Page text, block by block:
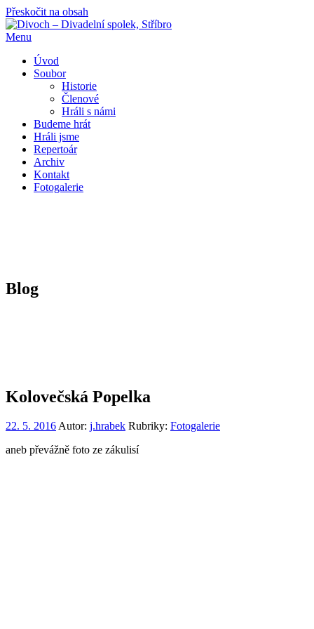
Přeskočit na obsah
Menu
Úvod
Soubor
Historie
Členové
Hráli s námi
Budeme hrát
Hráli jsme
Repertoár
Archiv
Kontakt
Fotogalerie
Blog
Kolovečská Popelka
22. 5. 2016Autor: j.hrabek Rubriky: Fotogalerie
aneb převážně foto ze zákulisí